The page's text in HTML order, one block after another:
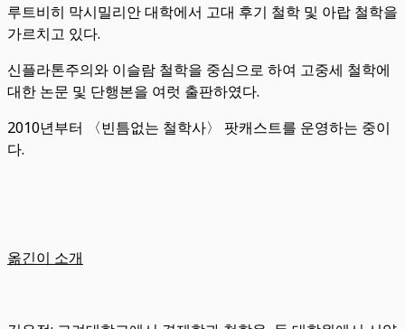
루트비히 막시밀리안 대학에서 고대 후기 철학 및 아랍 철학을
가르치고 있다.
신플라톤주의와 이슬람 철학을 중심으로 하여 고중세 철학에
대한 논문 및 단행본을 여럿 출판하였다.
2010년부터 〈빈틈없는 철학사〉 팟캐스트를 운영하는 중이
다.
옮긴이 소개